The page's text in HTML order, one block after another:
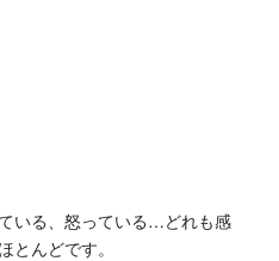
いる、怒っている…どれも感
とんどです。